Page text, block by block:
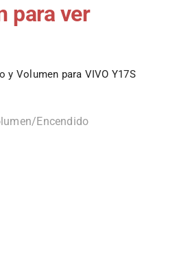
para ver
y Volumen para VIVO Y17S
Encendido